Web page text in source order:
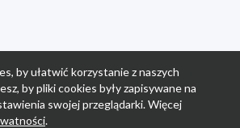
by ułatwić korzystanie z naszych
by pliki cookies były zapisywane na
swojej przeglądarki. Więcej
.